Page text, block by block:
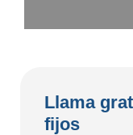
Llama
fijos